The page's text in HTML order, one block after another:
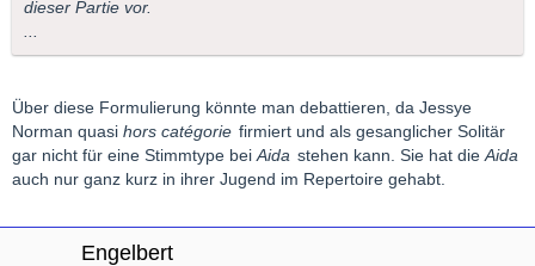
dieser Partie vor.
Über diese Formulierung könnte man debattieren, da Jessye
Norman quasi hors catégorie firmiert und als gesanglicher Solitär
gar nicht für eine Stimmtype bei Aida stehen kann. Sie hat die Aida
auch nur ganz kurz in ihrer Jugend im Repertoire gehabt.
Engelbert